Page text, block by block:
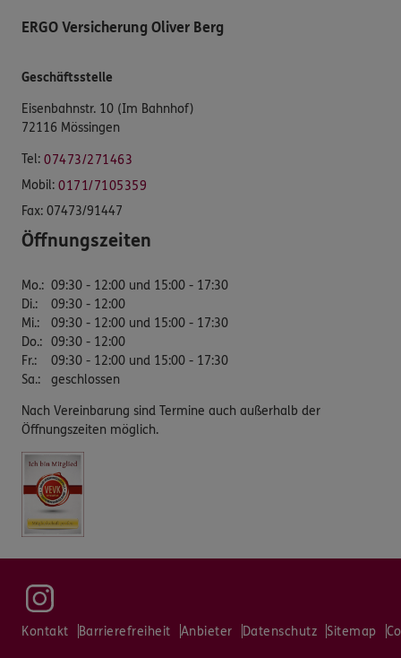
ERGO Versicherung Oliver Berg
Geschäftsstelle
Eisenbahnstr. 10 (Im Bahnhof)
72116 Mössingen
Tel: 07473/271463
Mobil: 0171/7105359
Fax: 07473/91447
Öffnungszeiten
Mo.: 09:30 - 12:00 und 15:00 - 17:30
Di.:
09:30 - 12:00
Mi.:
09:30 - 12:00 und 15:00 - 17:30
Do.: 09:30 - 12:00
Fr.:
09:30 - 12:00 und 15:00 - 17:30
Sa.: geschlossen
Nach Vereinbarung sind Termine auch außerhalb der
Öffnungszeiten möglich.
Kontakt Barrierefreiheit Anbieter Datenschutz Sitemap